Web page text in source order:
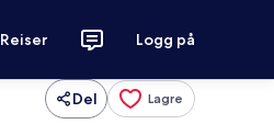
Reiser Logg på
Del Lagre